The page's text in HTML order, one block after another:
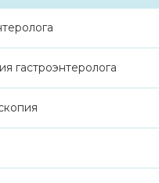
гастроэнтеролога